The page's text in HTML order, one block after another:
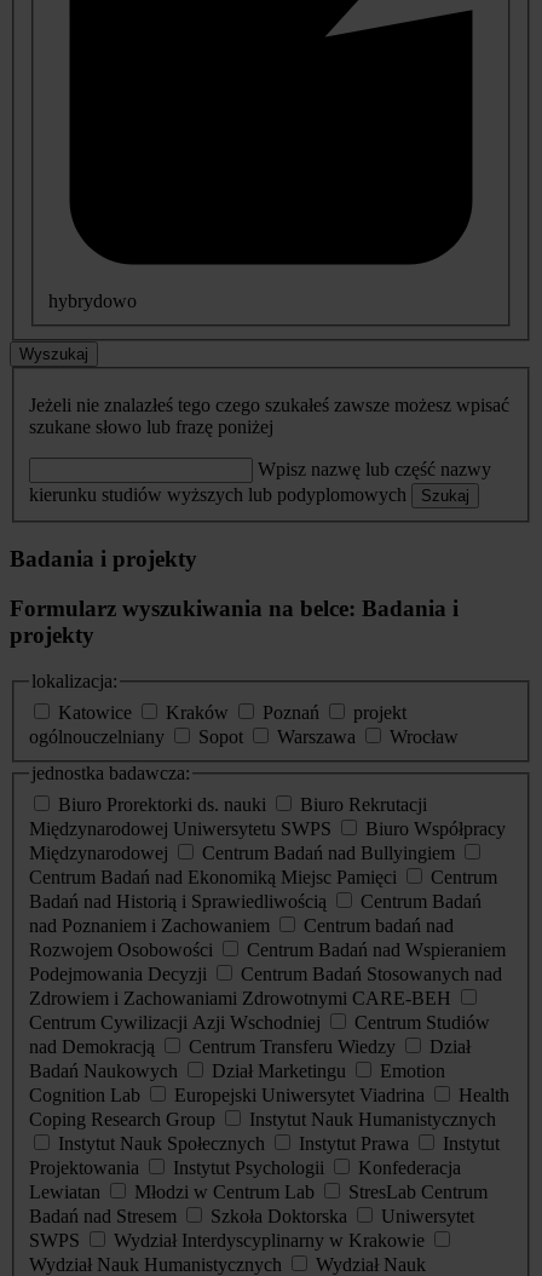
hybrydowo
Wyszukaj
Jeżeli nie znalazłeś tego czego szukałeś zawsze możesz wpisać
szukane słowo lub frazę poniżej
Wpisz nazwę lub część nazwy
kierunku studiów wyższych lub podyplomowych
Szukaj
Badania i projekty
Formularz wyszukiwania na belce: Badania i
projekty
lokalizacja:
Katowice
Kraków Poznań
projekt
ogólnouczelniany
Sopot Warszawa
Wrocław
jednostka badawcza:
Biuro Prorektorki ds. nauki
Biuro Rekrutacji
Międzynarodowej Uniwersytetu SWPS
Biuro Współpracy
Międzynarodowej
Centrum Badań nad Bullyingiem
Centrum Badań nad Ekonomiką Miejsc Pamięci
Centrum
Badań nad Historią i Sprawiedliwością
Centrum Badań
nad Poznaniem i Zachowaniem
Centrum badań nad
Rozwojem Osobowości
Centrum Badań nad Wspieraniem
Podejmowania Decyzji
Centrum Badań Stosowanych nad
Zdrowiem i Zachowaniami Zdrowotnymi CARE-BEH
Centrum Cywilizacji Azji Wschodniej
Centrum Studiów
nad Demokracją
Centrum Transferu Wiedzy
Dział
Badań Naukowych
Dział Marketingu
Emotion
Cognition Lab
Europejski Uniwersytet Viadrina
Health
Coping Research Group
Instytut Nauk Humanistycznych
Instytut Nauk Społecznych
Instytut Prawa
Instytut
Projektowania
Instytut Psychologii
Konfederacja
Lewiatan
Młodzi w Centrum Lab
StresLab Centrum
Badań nad Stresem
Szkoła Doktorska
Uniwersytet
SWPS
Wydział Interdyscyplinarny w Krakowie
Wydział Nauk Humanistycznych
Wydział Nauk